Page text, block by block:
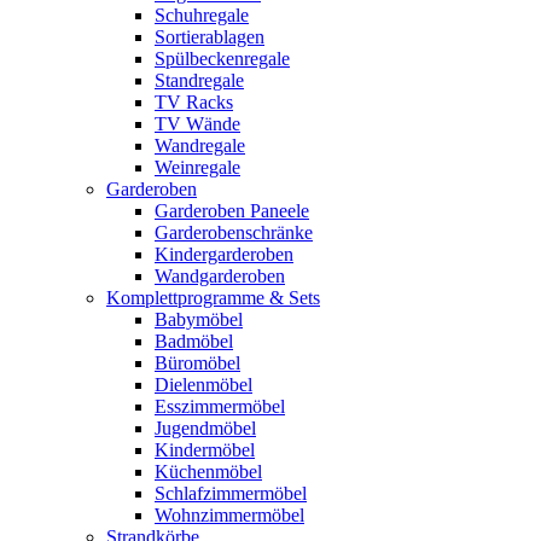
Schuhregale
Sortierablagen
Spülbeckenregale
Standregale
TV Racks
TV Wände
Wandregale
Weinregale
Garderoben
Garderoben Paneele
Garderobenschränke
Kindergarderoben
Wandgarderoben
Komplettprogramme & Sets
Babymöbel
Badmöbel
Büromöbel
Dielenmöbel
Esszimmermöbel
Jugendmöbel
Kindermöbel
Küchenmöbel
Schlafzimmermöbel
Wohnzimmermöbel
Strandkörbe